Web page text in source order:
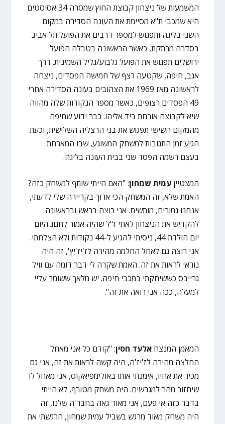
המשמעות של ניצחון קבוצת החוץ שמסרה 34 אסיסטים
היא שמכבי ת"א מסיימת את העונה הסדירה במקום
השני בליגה ותפגוש למספר דרבים את הפועל תל אביב
בסדרה מרתקת, כאשר הראשונה בטבלה הפועל
ירושלים תפגוש את הפועל גלבוע/גליל השמינית. דרך
אגב, חיפה, שקטעה רצף של חמישה הפסדים, ניצחה
לראשונה מאז 1969 את הצהובים בעונה הסדירה אחרי
49 הפסדים רצופים, כאשר מספר הנקודות שלה מהווה
שיא לקבוצה אורחת ביד אליהו. כבר ידוע שחיפה
מהמקום השישי תפגוש את בני הרצליה השלישית, וכעת
הגיע זמן התגובות למשחק המשוגע, שבו המארחת
בעצם רשמה הפסד שני בבית העונה בליגה.
המצטיין עמית שמחון: "האם הייתי שותף למשחק כזה?
האמת שלא, זה המשחק הכי ארוך בקריירה שלי לדעתי,
אנחנו גמורים, מותשים. אני רוצה בראש ובראשונה
להקדיש את הניצחון לאחי ז"ל שהיה אמור לחגוג היום
יום הולדת 44, ניסיתי להגיע ל-44 נקודות ולא הצלחתי.
אני רוצה גם לאחל החלמה מהירה לז'יז'יץ', זה היה
נוראי לראות את זה. האמת שקרה לי דבר דומה עם וויל
גרייבס כששיחקתי במכבי חיפה. יש מלאך ששומר עליי
למעלה, ככה אני רואה את זה".
המאמן המנצחאלעד חסין: "קודם כל אני מאחל
החלצה מהירה לז'יז'ה, היה קשה לראות את זה, אני גם
מכיר את אחיו, אימנתי אותו באולימפיאקוס, אני מאחל לו
שיחזור מהר למגרשים. היה משחק מטורף, לא הייתי
בדבר כזה אי פעם, אני מאוד גאה בחבר'ה שלנו, זה
היה משחק מאוד מרגש בשביל עמית שמחון, הרגשתי את